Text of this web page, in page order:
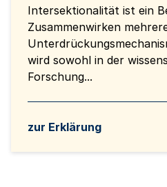
Intersektionalität ist ein
Zusammenwirken
wird sowohl in der
Forschung...
zur Erklärung